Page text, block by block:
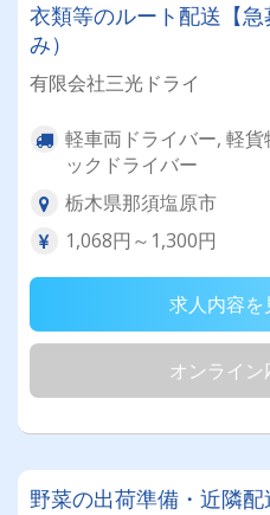
衣類等のルート配送【
み）
有限会社三光ドライ
軽車両ドライバー, 軽
ックドライバー
栃木県那須塩原市
1,068円～1,300円
求人内容を
オンライン
野菜の出荷準備・近隣配